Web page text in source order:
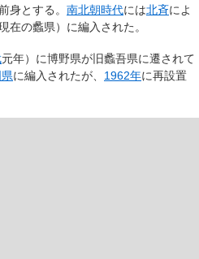
身とする。 南北朝時代には北斉によ
現在の蠡県）に編入された。
元年）に博野県が旧蠡吾県に遷されて
に編入されたが、 1962年に再設置